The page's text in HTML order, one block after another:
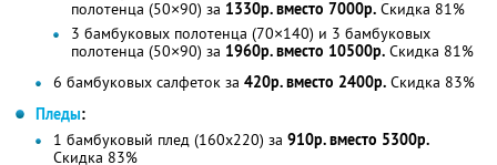
полотенца (50×90) за 1330р. вместо 7000р. Скидка 81%
3 бамбуковых полотенца (70×140) и 3 бамбуковых
полотенца (50×90) за 1960р. вместо 10500р. Скидка 81%
6 бамбуковых салфеток за 420р. вместо 2400р. Скидка 83%
Пледы:
1 бамбуковый плед (160x220) за 910р. вместо 5300р.
Скидка 83%